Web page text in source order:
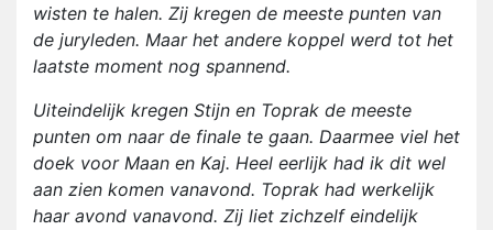
wisten te halen. Zij kregen de meeste punten van
de juryleden. Maar het andere koppel werd tot het
laatste moment nog spannend.
Uiteindelijk kregen Stijn en Toprak de meeste
punten om naar de finale te gaan. Daarmee viel het
doek voor Maan en Kaj. Heel eerlijk had ik dit wel
aan zien komen vanavond. Toprak had werkelijk
haar avond vanavond. Zij liet zichzelf eindelijk